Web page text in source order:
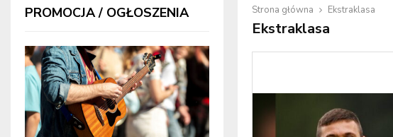
Strona główna Ekstraklasa
Ekstraklasa
PROMOCJA / OGŁOSZENIA